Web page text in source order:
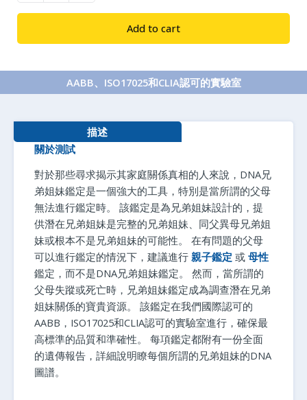
姐
Add to cart
AABB、ISO17025和CLIA認可的實驗室
描述
關於測試
對於那些尋求揭示其家庭關係真相的人來說，DNA兄
弟姐妹鑑定是一個強大的工具，特別是當所謂的父母
無法進行鑑定時。 該鑑定是為兄弟姐妹設計的，提
供潛在兄弟姐妹是完整的兄弟姐妹、同父異母兄弟姐
妹或根本不是兄弟姐妹的可能性。 在有問題的父母
可以進行鑑定的情況下，建議進行 親子鑑定 或 母性
鑑定，而不是DNA兄弟姐妹鑑定。 然而，當所謂的
父母失蹤或死亡時，兄弟姐妹鑑定成為調查潛在兄弟
姐妹關係的寶貴資源。 該鑑定在我們國際認可的
AABB，ISO17025和CLIA認可的實驗室進行，確保最
高標準的品質和準確性。 每項鑑定都附有一份全面
的遺傳報告，詳細說明瞭每個所謂的兄弟姐妹的DNA
圖譜。